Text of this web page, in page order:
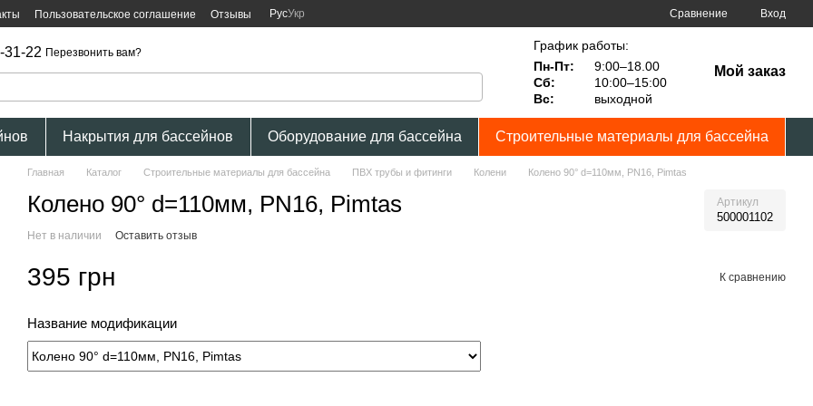
Пользовательское соглашение Отзывы РусУкр Сравнение Вход
31-22 Перезвонить вам?
График работы:
Пн-Пт:
9:00–18.00
Сб:
10:00–15:00
Вс:
выходной
Мой заказ
Накрытия для бассейнов Оборудование для бассейна Строительные материалы для бассейна
Главная Каталог Строительные материалы для бассейна ПВХ трубы и фитинги Колени Колено 90° d=110мм, PN16, Pimtas
Колено 90° d=110мм, PN16, Pimtas Артикул
500001102
Нет в наличии Оставить отзыв
395 грн К сравнению
Название модификации